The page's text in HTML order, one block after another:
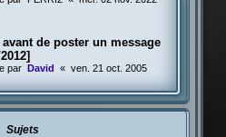
de poster un message
par David « ven. 21 oct. 2005
Sujets